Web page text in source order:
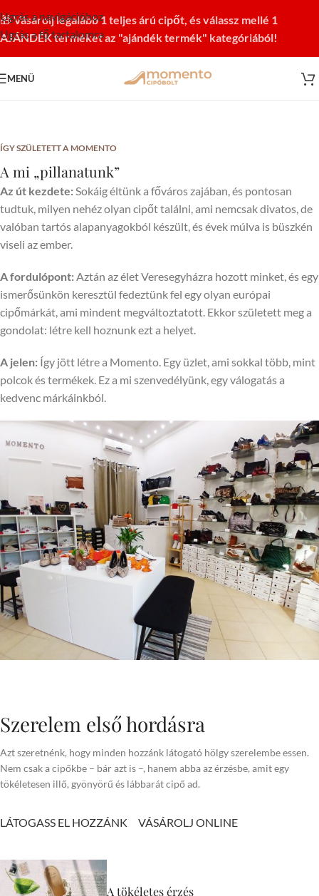
Ugrás a navigációhoz
Ugrás a fő tartalomra
🎁Vásárolj legalább 1 teljes árú cipőt, és válassz mellé 1
AJÁNDÉK terméket az "ajándék termék" kategóriából!
MENÜ
ÍGY SZÜLETETT A MOMENTO
A mi „pillanatunk”
Az út kezdete:Sokáig éltünk a főváros zajában, és pontosan
tudtuk, milyen nehéz olyan cipőt találni, ami nemcsak divatos, de
valóban tartós alapanyagokból készült, és évek múlva is büszkén
viseli az ember.
A fordulópont:Aztán az élet Veresegyházra hozott minket, és egy
ismerősünkön keresztül fedeztünk fel egy olyan európai
cipőmárkát, ami mindent megváltoztatott. Ekkor született meg a
gondolat: létre kell hoznunk ezt a helyet.
A jelen: Így jött létre a Momento. Egy üzlet, ami sokkal több, mint
polcok és termékek. Ez a mi szenvedélyünk, egy válogatás a
kedvenc márkáinkból.
Szerelem első hordásra
Azt szeretnénk, hogy minden hozzánk látogató hölgy szerelembe essen.
Nem csak a cipőkbe – bár azt is –, hanem abba az érzésbe, amit egy
tökéletesen illő, gyönyörű és lábbarát cipő ad.
LÁTOGASS EL HOZZÁNK VÁSÁROLJ ONLINE
A tökéletes érzés